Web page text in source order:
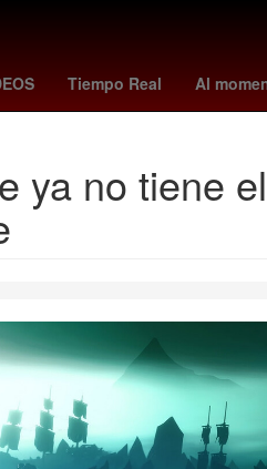
Tiempo Real Al
pirma cruz azul Beca
ya no tiene